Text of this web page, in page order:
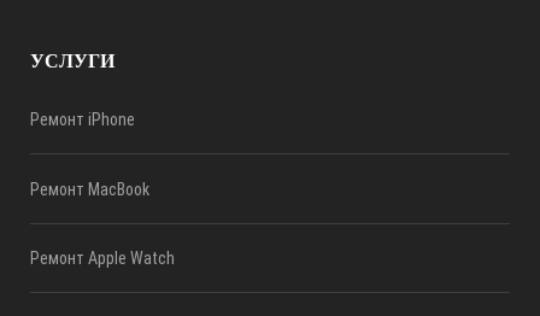
УСЛУГИ
Ремонт iPhone
Ремонт MacBook
Ремонт Apple Watch